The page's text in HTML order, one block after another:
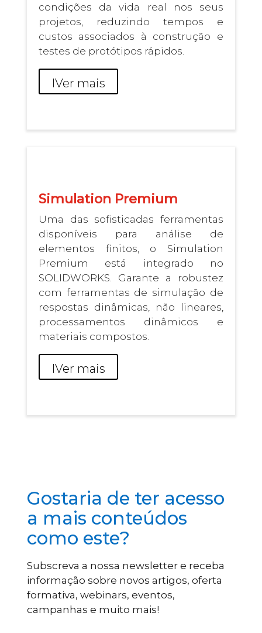
condições da vida real nos seus
projetos, reduzindo tempos e
custos associados à construção e
testes de protótipos rápidos.
IVer mais
Simulation Premium
Uma das sofisticadas ferramentas
disponíveis para análise de
elementos finitos, o Simulation
Premium está integrado no
SOLIDWORKS. Garante a robustez
com ferramentas de simulação de
respostas dinâmicas, não lineares,
processamentos dinâmicos e
materiais compostos.
IVer mais
Gostaria de ter acesso
a mais conteúdos
como este?
Subscreva a nossa newsletter e receba
informação sobre novos artigos, oferta
formativa, webinars, eventos,
campanhas e muito mais!